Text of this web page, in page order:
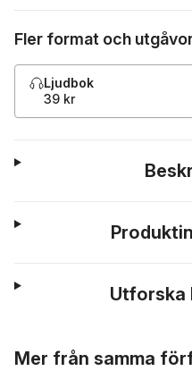
Fler format och
Ljudbok
39 kr
Utforska
Mer från samma